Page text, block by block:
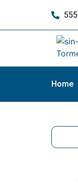
Home